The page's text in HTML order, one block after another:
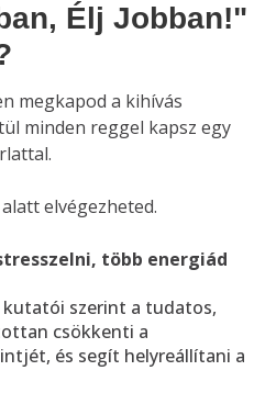
Élj Jobban!"
megkapod a kihívás
minden reggel kapsz egy
elvégezheted.
több energiád
szerint a tudatos,
csökkenti a
és segít helyreállítani a